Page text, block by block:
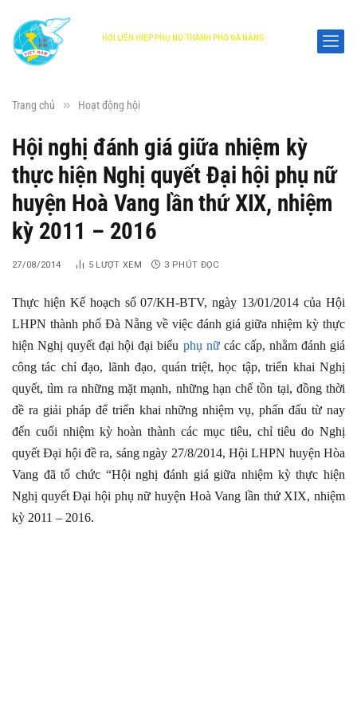
HỘI LIÊN HIỆP PHỤ NỮ THÀNH PHỐ ĐÀ NẴNG
Trang chủ » Hoạt động hội
Hội nghị đánh giá giữa nhiệm kỳ
thực hiện Nghị quyết Đại hội phụ nữ
huyện Hoà Vang lần thứ XIX, nhiệm
kỳ 2011 – 2016
27/08/2014 5 LƯỢT XEM 3 PHÚT ĐỌC
Thực hiện Kế hoạch số 07/KH-BTV, ngày 13/01/2014 của Hội
LHPN thành phố Đà Nẵng về việc đánh giá giữa nhiệm kỳ thực
hiện Nghị quyết đại hội đại biểu phụ nữcác cấp, nhằm đánh giá
công tác chỉ đạo, lãnh đạo, quán triệt, học tập, triển khai Nghị
quyết, tìm ra những mặt mạnh, những hạn chế tồn tại, đồng thời
đề ra giải pháp để triển khai những nhiệm vụ, phấn đấu từ nay
đến cuối nhiệm kỳ hoàn thành các mục tiêu, chỉ tiêu do Nghị
quyết Đại hội đề ra, sáng ngày 27/8/2014, Hội LHPN huyện Hòa
Vang đã tổ chức “Hội nghị đánh giá giữa nhiệm kỳ thực hiện
Nghị quyết Đại hội phụ nữ huyện Hoà Vang lần thứ XIX, nhiệm
kỳ 2011 – 2016.